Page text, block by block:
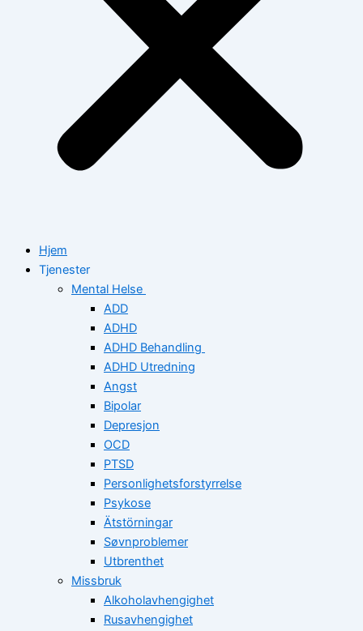
Hjem
Tjenester
Mental Helse
ADD
ADHD
ADHD Behandling
ADHD Utredning
Angst
Bipolar
Depresjon
OCD
PTSD
Personlighetsforstyrrelse
Psykose
Ätstörningar
Søvnproblemer
Utbrenthet
Missbruk
Alkoholavhengighet
Rusavhengighet